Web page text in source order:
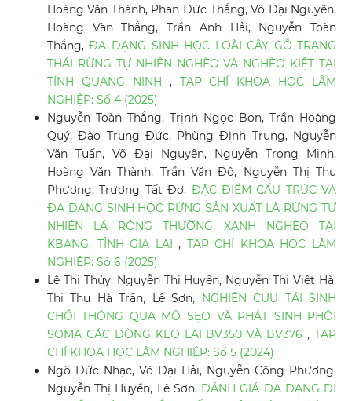
Hoàng Văn Thành, Phan Đức Thắng, Võ Đại Nguyên,
Hoàng Văn Thắng, Trần Anh Hải, Nguyễn Toàn
Thắng,ĐA DẠNG SINH HỌC LOÀI CÂY GỖ TRẠNG
THÁI RỪNG TỰ NHIÊN NGHÈO VÀ NGHÈO KIỆT TẠI
TỈNH QUẢNG NINH , TẠP CHÍ KHOA HỌC LÂM
NGHIỆP: Số 4 (2025)
Nguyễn Toàn Thắng, Trịnh Ngọc Bon, Trần Hoàng
Quý, Đào Trung Đức, Phùng Đình Trung, Nguyễn
Văn Tuấn, Võ Đại Nguyên, Nguyễn Trọng Minh,
Hoàng Văn Thành, Trần Văn Đô, Nguyễn Thị Thu
Phương, Trương Tất Đơ, ĐẶC ĐIỂM CẤU TRÚC VÀ
ĐA DẠNG SINH HỌC RỪNG SẢN XUẤT LÀ RỪNG TỰ
NHIÊN LÁ RỘNG THƯỜNG XANH NGHÈO TẠI
KBANG, TỈNH GIA LAI, TẠP CHÍ KHOA HỌC LÂM
NGHIỆP: Số 6 (2025)
Lê Thị Thủy, Nguyễn Thị Huyền, Nguyễn Thị Việt Hà,
Thị Thu Hà Trần, Lê Sơn, NGHIÊN CỨU TÁI SINH
CHỒI THÔNG QUA MÔ SẸO VÀ PHÁT SINH PHÔI
SOMA CÁC DÒNG KEO LAI BV350 VÀ BV376,TẠP
CHÍ KHOA HỌC LÂM NGHIỆP: Số 5 (2024)
Ngô Đức Nhạc, Võ Đại Hải, Nguyễn Công Phương,
Nguyễn Thị Huyền, Lê Sơn,ĐÁNH GIÁ ĐA DẠNG DI